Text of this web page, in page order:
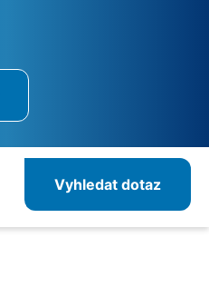
Vyhledat dotaz